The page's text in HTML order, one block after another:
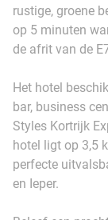
rustige, groene
op 5 minuten
de afrit van de
Het hotel
bar, business
Styles Kortrijk
hotel ligt op 3,5
perfecte
en Ieper.